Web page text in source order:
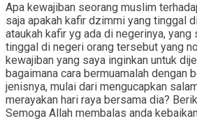
Apa kewajiban seorang muslim
saja apakah kafir dzimmi yang tinggal
ataukah kafir yg ada di negerinya,
tinggal di negeri orang tersebut yang
kewajiban yang saya inginkan untuk
bagaimana cara bermuamalah dengan
jenisnya, mulai dari mengucapkan
merayakan hari raya bersama dia?
Semoga Allah membalas anda